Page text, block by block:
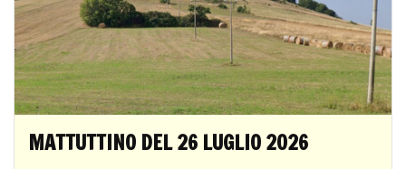
MATTUTTINO DEL 26 LUGLIO 2026